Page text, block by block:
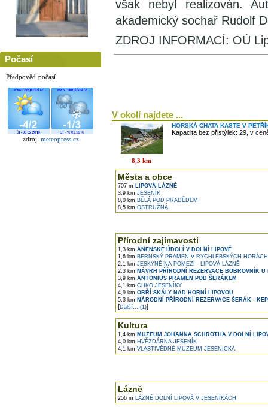
Počasí
Předpověď počasí
zdroj: meteopress.cz
však nebyl realizován.
akademický sochař Rudolf
ZDROJ INFORMACÍ: OÚ
V okolí najdete ...
8,3 km
HORSKÁ CHATA KASTE V
Kapacita bez přistýlek: 29, v
Města a obce
707 m LIPOVÁ-LÁZNĚ
3,9 km JESENÍK
8,0 km BĚLÁ POD PRADĚDEM
8,5 km OSTRUŽNÁ
Přírodní zajímavosti
1,3 km ANENSKÉ ÚDOLÍ V DOLNÍ LIPOVÉ
1,6 km BERNSKÝ PRAMEN V RYCHLEBSKÝCH HORÁCH
2,1 km JESKYNĚ NA POMEZÍ - LIPOVÁ-LÁZNĚ
2,3 km NÁVRH PŘÍRODNÍ REZERVACE BOBROVNÍK U
3,9 km ANTONIUS PRAMEN POD ŠERÁKEM
4,1 km CHKO JESENÍKY
4,9 km OBŘÍ SKÁLY NAD HORNÍ LIPOVOU
5,3 km NÁRODNÍ PŘÍRODNÍ REZERVACE ŠERÁK -
[Další... (1)]
Kultura
1,4 km MUZEUM JOHANNA SCHROTHA V DOLNÍ
4,0 km HVĚZDÁRNA JESENÍK
4,1 km VLASTIVĚDNÉ MUZEUM JESENICKA
Lázně
256 m LÁZNĚ DOLNÍ LIPOVÁ V JESENÍKÁCH